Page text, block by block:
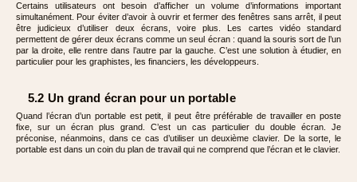
Certains utilisateurs ont besoin d’afficher un volume d’informations important
simultanément. Pour éviter d’avoir à ouvrir et fermer des fenêtres sans arrêt, il peut
être judicieux d’utiliser deux écrans, voire plus. Les cartes vidéo standard
permettent de gérer deux écrans comme un seul écran : quand la souris sort de l’un
par la droite, elle rentre dans l’autre par la gauche. C’est une solution à étudier, en
particulier pour les graphistes, les financiers, les développeurs.
5.2 Un grand écran pour un portable
Quand l’écran d’un portable est petit, il peut être préférable de travailler en poste
fixe, sur un écran plus grand. C’est un cas particulier du double écran. Je
préconise, néanmoins, dans ce cas d’utiliser un deuxième clavier. De la sorte, le
portable est dans un coin du plan de travail qui ne comprend que l’écran et le clavier.